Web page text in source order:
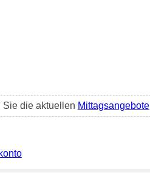
Sie die aktuellen Mittagsangebote